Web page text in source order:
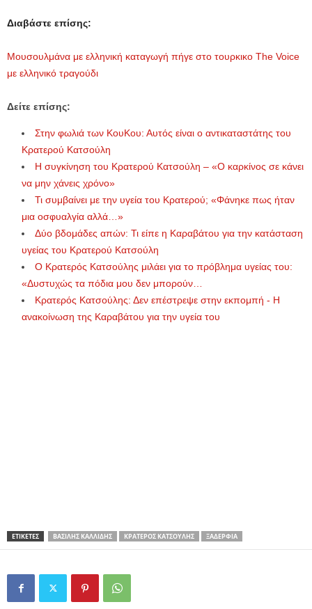
Διαβάστε επίσης:
Mουσουλμάνα με ελληνική καταγωγή πήγε στο τουρκικο The Voice
με ελληνικό τραγούδι
Δείτε επίσης:
Στην φωλιά των ΚουΚου: Αυτός είναι ο αντικαταστάτης του
Κρατερού Κατσούλη
Η συγκίνηση του Κρατερού Κατσούλη – «Ο καρκίνος σε κάνει
να μην χάνεις χρόνο»
Τι συμβαίνει με την υγεία του Κρατερού; «Φάνηκε πως ήταν
μια οσφυαλγία αλλά…»
Δύο βδομάδες απών: Τι είπε η Καραβάτου για την κατάσταση
υγείας του Κρατερού Κατσούλη
Ο Κρατερός Κατσούλης μιλάει για το πρόβλημα υγείας του:
«Δυστυχώς τα πόδια μου δεν μπορούν…
Κρατερός Κατσούλης: Δεν επέστρεψε στην εκπομπή - Η
ανακοίνωση της Καραβάτου για την υγεία του
ΕΤΙΚΕΤΕΣ ΒΑΣΊΛΗΣ ΚΑΛΛΊΔΗΣ ΚΡΑΤΕΡΌΣ ΚΑΤΣΟΎΛΗΣ ΞΑΔΈΡΦΙΑ